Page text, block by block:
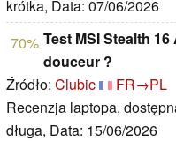
krótka, Data: 07/06/2026
70% Test MSI Stealth
douceur ?
Źródło: Clubic
FR→PL
Recenzja laptopa,
długa, Data: 15/06/2026